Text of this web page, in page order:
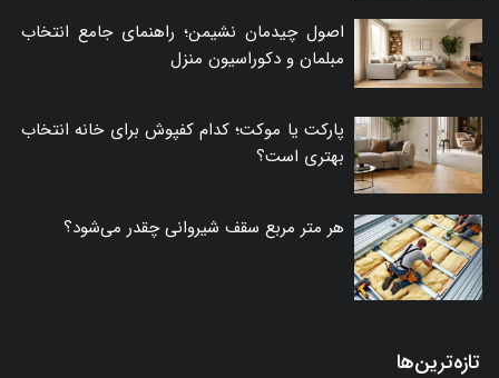
اصول چیدمان نشیمن؛ راهنمای جامع انتخاب
مبلمان و دکوراسیون منزل
پارکت یا موکت؛ کدام کفپوش برای خانه انتخاب
بهتری است؟
هر متر مربع سقف شیروانی چقدر می‌شود؟
تازه‌ترین‌ها